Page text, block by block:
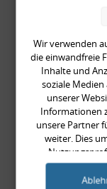
Wir verwenden
die einwandfreie
Inhalte und
soziale
unserer
Informationen
unsere Partner
weiter. Dies
Products)
weiteren Daten